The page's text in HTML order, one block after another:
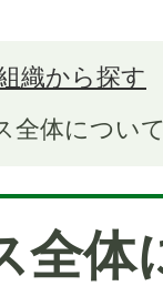
織から探す
全体につい
全体